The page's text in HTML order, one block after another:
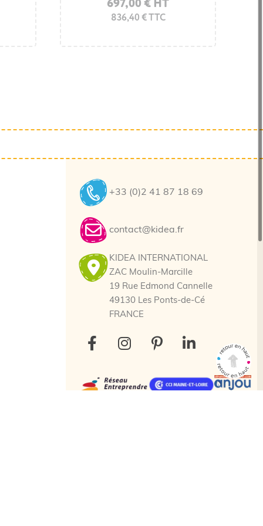
697,00 € HT
836,40 € TTC
+33 (0)2 41 87 18 69
contact@kidea.fr
KIDEA INTERNATIONAL
ZAC Moulin-Marcille
19 Rue Edmond Cannelle
49130 Les Ponts-de-Cé
FRANCE